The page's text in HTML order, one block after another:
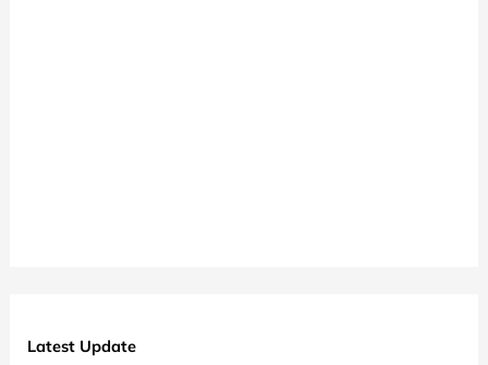
Latest Update